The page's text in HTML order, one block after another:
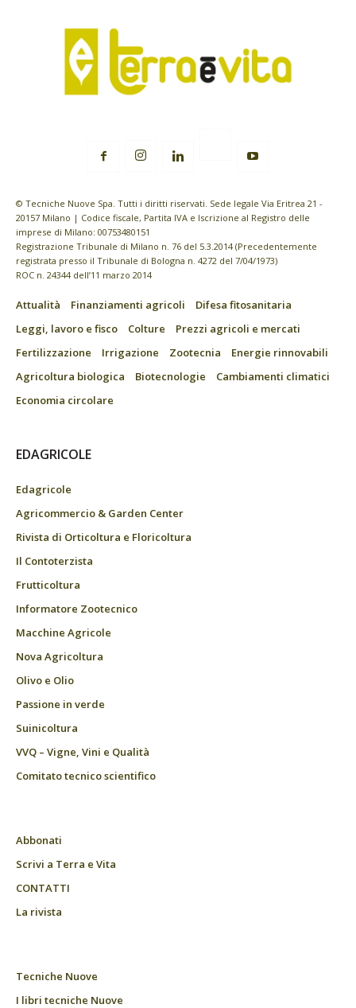
© Tecniche Nuove Spa. Tutti i diritti riservati. Sede legale Via Eritrea 21 -
20157 Milano | Codice fiscale, Partita IVA e Iscrizione al Registro delle
imprese di Milano: 00753480151
Registrazione Tribunale di Milano n. 76 del 5.3.2014 (Precedentemente
registrata presso il Tribunale di Bologna n. 4272 del 7/04/1973)
ROC n. 24344 dell’11 marzo 2014
Attualità Finanziamenti agricoli
Difesa fitosanitaria
Leggi, lavoro e fisco
Colture
Prezzi agricoli e mercati
Fertilizzazione
Irrigazione Zootecnia
Energie rinnovabili
Agricoltura biologica
Biotecnologie
Cambiamenti climatici
Economia circolare
EDAGRICOLE
Edagricole
Agricommercio & Garden Center
Rivista di Orticoltura e Floricoltura
Il Contoterzista
Frutticoltura
Informatore Zootecnico
Macchine Agricole
Nova Agricoltura
Olivo e Olio
Passione in verde
Suinicoltura
VVQ – Vigne, Vini e Qualità
Comitato tecnico scientifico
Abbonati
Scrivi a Terra e Vita
CONTATTI
La rivista
Tecniche Nuove
I libri tecniche Nuove